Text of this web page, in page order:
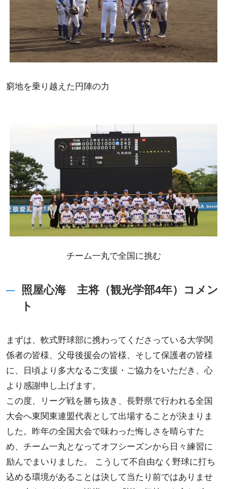
窮地を乗り越えた円陣の力
チーム一丸で全国に挑む
照屋心海 主将（観光学部4年）コメン
ト
まずは、軟式野球部に携わってくださっている大学関
係者の皆様、父母後援会の皆様、そして保護者の皆様
に、日頃より多大なるご支援・ご協力をいただき、心
より感謝申し上げます。
この度、リーグ戦を勝ち抜き、長野県で行われる全国
大会へ東関東連盟代表として出場することが決まりま
した。昨年の全国大会で味わった悔しさを晴らすた
め、チーム一丸となってオフシーズンから日々練習に
励んでまいりました。 こうして不自由なく野球に打ち
込める環境があることは決して当たり前ではありませ